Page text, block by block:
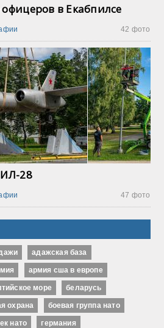
в Екабпилсе
42 фото
28
47 фото
адажская база
армия сша в европе
море беларусь
охрана боевая группа нато
нато германия